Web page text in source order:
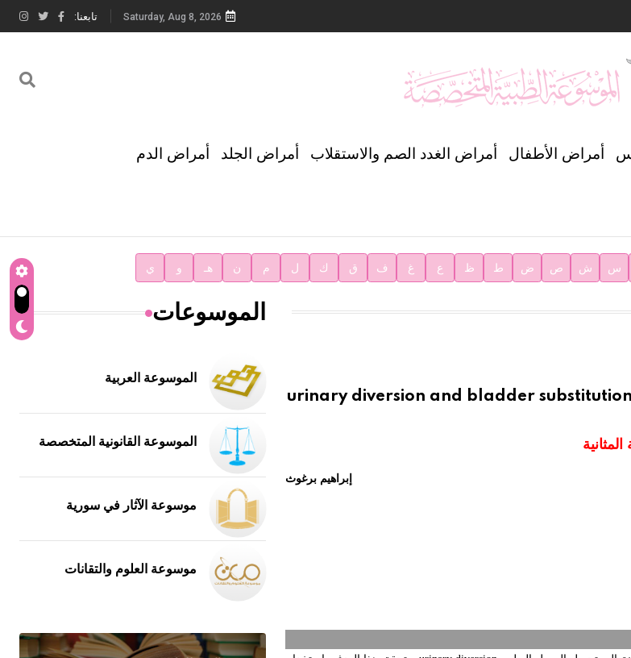
Saturday, Aug 8, 2026 تابعنا:
أمراض الأطفال أمراض الغدد الصم والاستقلاب أمراض الجلد أمراض الدم
س ش ص ض ط ظ ع غ ف ق ك ل م ن هـ و ي
urinary diversion and bladder
إبراهيم برغوث
الموسوعات
الموسوعة العربية
الموسوعة القانونية المتخصصة
موسوعة الآثار في سورية
موسوعة العلوم والتقانات